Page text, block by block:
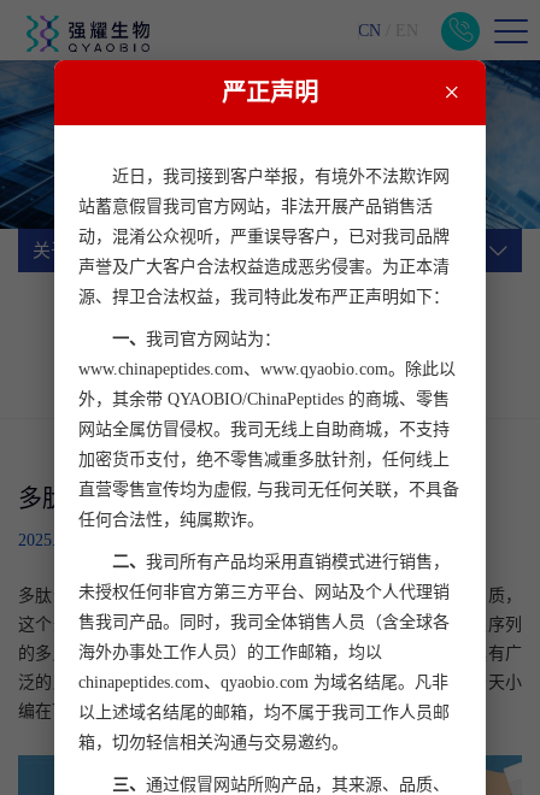
CN EN
关于我们
一站式生物医药科研服务平台
关于我们
公司简介 企业文化
公司动态
行业动态
加入我们
联系我们
多肽合成厂家哪家好
2025.04.09
多肽合成技术是一种生物技术，用于制造具有特定功能的蛋白质，
这个过程通常涉及到将多个氨基酸连接在一起，形成具有一定序列
的多肽链，多肽合成在药物研发，生物工程和实验室研究中具有广
泛的应用，那么多肽合成厂家哪家好呢，又该怎么选择呢？今天小
编在下面给大家做详细的解答。
严正声明 ×
近日，我司接到客户举报，有境外不法欺诈网
站蓄意假冒我司官方网站，非法开展产品销售活
动，混淆公众视听，严重误导客户，已对我司品牌
声誉及广大客户合法权益造成恶劣侵害。为正本清
源、捍卫合法权益，我司特此发布严正声明如下：
一、 我司官方网站为：
www.chinapeptides.com、www.qyaobio.com。除此以
外，其余带 QYAOBIO/ChinaPeptides 的商城、零售
网站全属仿冒侵权。我司无线上自助商城，不支持
加密货币支付，绝不零售减重多肽针剂，任何线上
直营零售宣传均为虚假, 与我司无任何关联，不具备
任何合法性，纯属欺诈。
二、 我司所有产品均采用直销模式进行销售，
未授权任何非官方第三方平台、网站及个人代理销
售我司产品。同时，我司全体销售人员（含全球各
海外办事处工作人员）的工作邮箱，均以
chinapeptides.com、qyaobio.com 为域名结尾。凡非
以上述域名结尾的邮箱，均不属于我司工作人员邮
箱，切勿轻信相关沟通与交易邀约。
三、 通过假冒网站所购产品，其来源、品质、